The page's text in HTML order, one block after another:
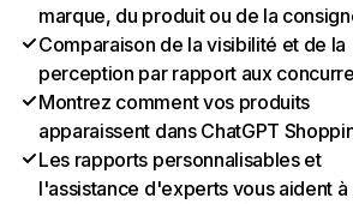
marque, du produit ou de la
Comparaison de la visibilité et de la
perception par rapport aux
Montrez comment vos produits
apparaissent dans ChatGPT
Les rapports personnalisables et
l'assistance d'experts vous aident à